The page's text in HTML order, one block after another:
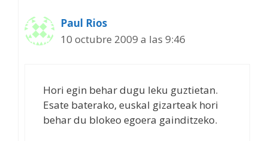
Paul Rios
10 octubre 2009 a las 9:46
Hori egin behar dugu leku guztietan.
Esate baterako, euskal gizarteak hori
behar du blokeo egoera gainditzeko.